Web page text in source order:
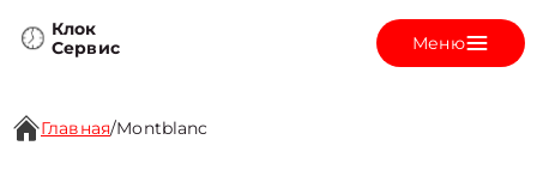
Клок
Сервис
Меню
Главная/Montblanc